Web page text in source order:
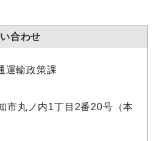
合わせ
運輸政策課
市丸ノ内1丁目2番20号（本